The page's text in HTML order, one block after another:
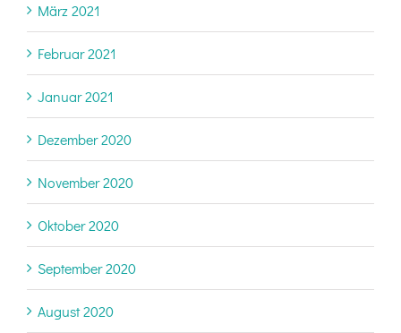
März 2021
Februar 2021
Januar 2021
Dezember 2020
November 2020
Oktober 2020
September 2020
August 2020